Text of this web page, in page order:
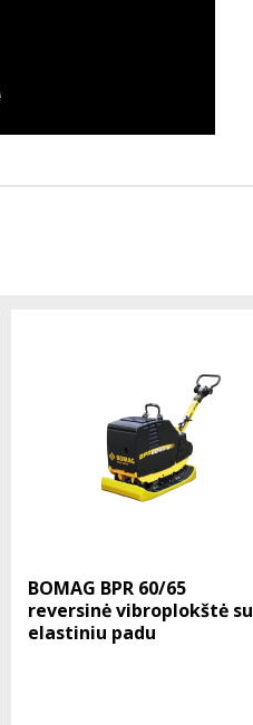
BOMAG BPR 60/65
reversinė vibroplokštė su
elastiniu padu